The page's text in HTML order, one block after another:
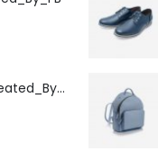
[X503248Z]_Created_By_FB